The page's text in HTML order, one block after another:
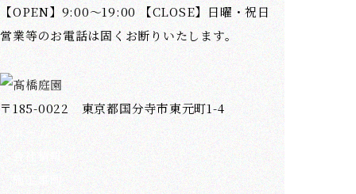
【OPEN】9:00～19:00 【CLOSE】日曜・祝日
営業等のお電話は固くお断りいたします。
〒185-0022 東京都国分寺市東元町1-4
ホーム
会社情報
施工事例